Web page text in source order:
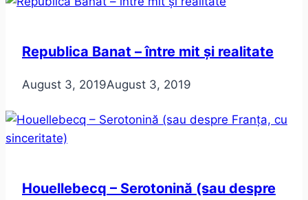
Republica Banat – între mit și realitate
August 3, 2019August 3, 2019
Houellebecq – Serotonină (sau despre